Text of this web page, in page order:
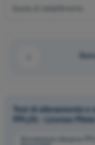
Test di allenamento
PPL(H) - Licenza
Simulazione d'esame